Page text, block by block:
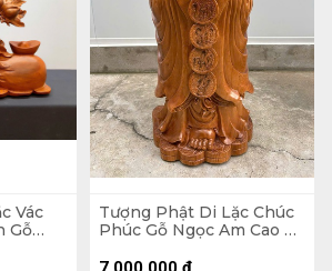
Vác
Gỗ
Tượng Phật Di Lặc Chúc
Phúc Gỗ Ngọc Am Cao 90